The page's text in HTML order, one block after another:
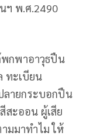
ฯ พ.ศ.2490
พกพาอาวุธปืน
ทะเบียน
ลายกระบอกปืน
ะออน ผู้เสีย
มมาทำไม ให้